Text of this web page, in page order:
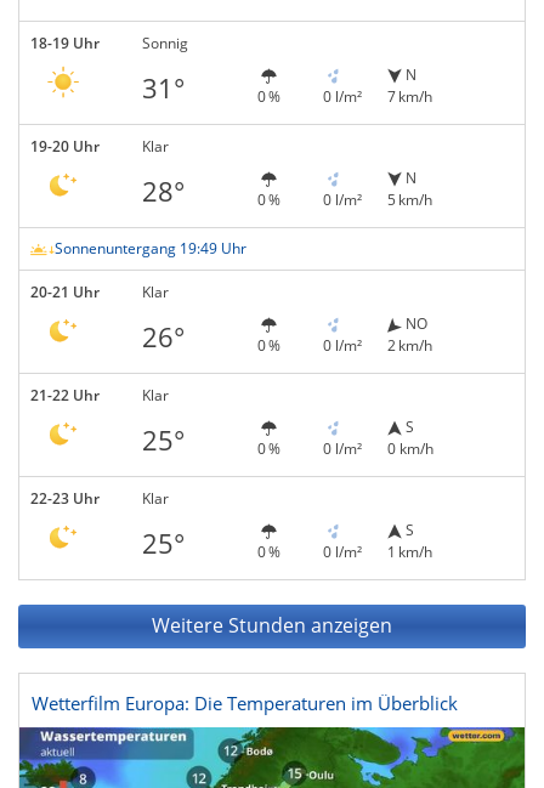
18-19 Uhr Sonnig
31° 0 % 0 l/m²
N
7 km/h
19-20 Uhr Klar
28° 0 % 0 l/m²
N
5 km/h
Sonnenuntergang 19:49 Uhr
20-21 Uhr Klar
26° 0 % 0 l/m²
NO
2 km/h
21-22 Uhr Klar
25° 0 % 0 l/m²
S
0 km/h
22-23 Uhr Klar
25° 0 % 0 l/m²
S
1 km/h
Weitere Stunden anzeigen
Wetterfilm Europa: Die Temperaturen im Überblick